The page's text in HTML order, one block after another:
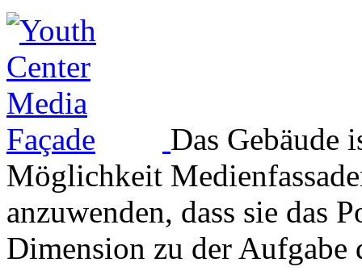
Das Gebäude
Möglichkeit
anzuwenden, dass sie das
Dimension zu der